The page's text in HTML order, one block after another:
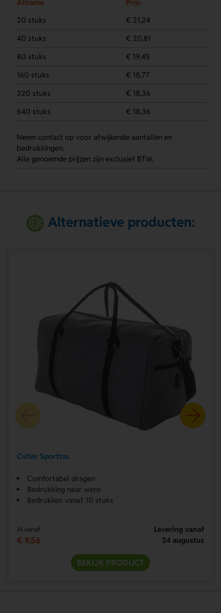
Afname
Prijs
20 stuks
€ 21,24
40 stuks
€ 20,81
80 stuks
€ 19,45
160 stuks
€ 18,77
320 stuks
€ 18,36
640 stuks
€ 18,36
Neem contact op voor afwijkende aantallen en
bedrukkingen.
Alle genoemde prijzen zijn exclusief BTW.
Alternatieve producten:
Cutler Sporttas
Comfortabel dragen
Bedrukking naar wens
Bedrukken vanaf 10 stuks
Al vanaf
€ 9,56
Levering vanaf
24 augustus
BEKIJK PRODUCT